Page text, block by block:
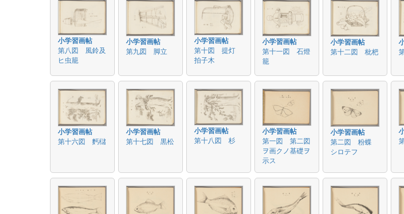
小学習画帖
第八図 風鈴及
ヒ虫籠
小学習画帖
第九図 脚立
小学習画帖
第十図 提灯
拍子木
小学習画帖
第十一図 石燈
籠
小学習画帖
第十二図 枇杷
小学習画帖
第十六図 麫櫧
小学習画帖
第十七図 黒松
小学習画帖
第十八図 杉
小学習画帖
第一図 第二図
ヲ画クノ基礎ヲ
示ス
小学習画帖
第二図 粉蝶
シロテフ